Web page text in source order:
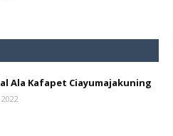
Ala Kafapet Ciayumajakuning